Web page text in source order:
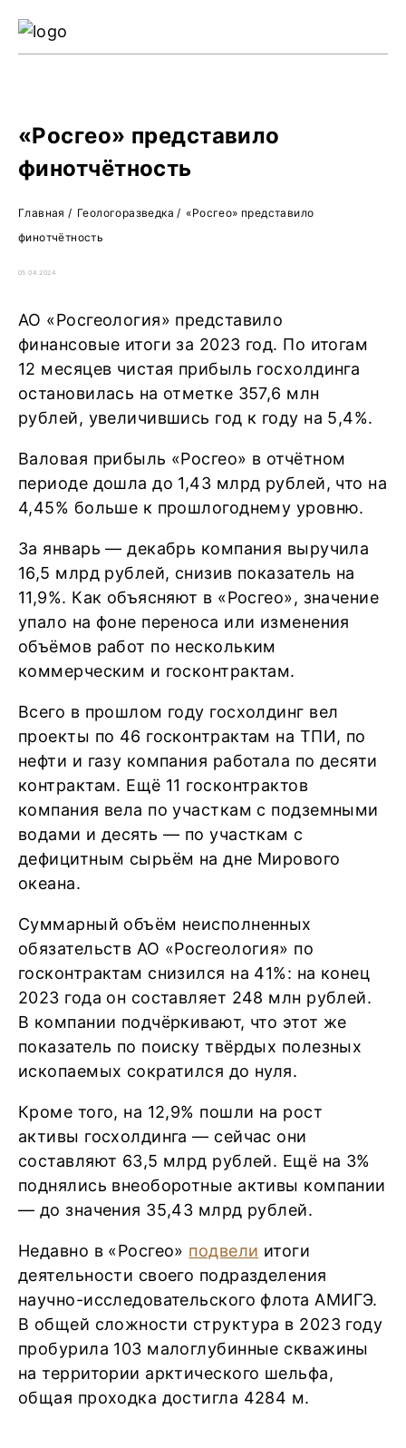
«Росгео» представило
финотчётность
Главная / Геологоразведка/ «Росгео» представило
финотчётность
05.04.2024
АО «Росгеология» представило
финансовые итоги за 2023 год. По итогам
12 месяцев чистая прибыль госхолдинга
остановилась на отметке 357,6 млн
рублей, увеличившись год к году на 5,4%.
Валовая прибыль «Росгео» в отчётном
периоде дошла до 1,43 млрд рублей, что на
4,45% больше к прошлогоднему уровню.
За январь — декабрь компания выручила
16,5 млрд рублей, снизив показатель на
11,9%. Как объясняют в «Росгео», значение
упало на фоне переноса или изменения
объёмов работ по нескольким
коммерческим и госконтрактам.
Всего в прошлом году госхолдинг вел
проекты по 46 госконтрактам на ТПИ, по
нефти и газу компания работала по десяти
контрактам. Ещё 11 госконтрактов
компания вела по участкам с подземными
водами и десять — по участкам с
дефицитным сырьём на дне Мирового
океана.
Суммарный объём неисполненных
обязательств АО «Росгеология» по
госконтрактам снизился на 41%: на конец
2023 года он составляет 248 млн рублей.
В компании подчёркивают, что этот же
показатель по поиску твёрдых полезных
ископаемых сократился до нуля.
Кроме того, на 12,9% пошли на рост
активы госхолдинга — сейчас они
составляют 63,5 млрд рублей. Ещё на 3%
поднялись внеоборотные активы компании
— до значения 35,43 млрд рублей.
Недавно в «Росгео» подвели итоги
деятельности своего подразделения
научно-исследовательского флота АМИГЭ.
В общей сложности структура в 2023 году
пробурила 103 малоглубинные скважины
на территории арктического шельфа,
общая проходка достигла 4284 м.